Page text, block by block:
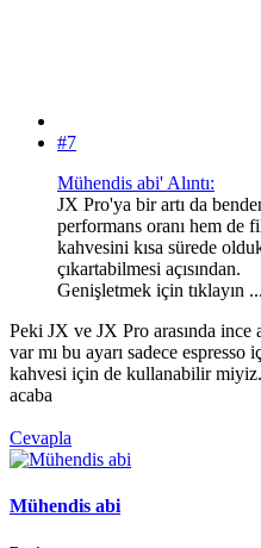
#7
Mühendis abi' Alıntı:
JX Pro'ya bir artı da
performans oranı hem de
kahvesini kısa sürede
çıkartabilmesi açısından.
Genişletmek için tıklayın ...
Peki JX ve JX Pro arasında
var mı bu ayarı sadece
kahvesi için de kullanabilir
acaba
Cevapla
Mühendis abi